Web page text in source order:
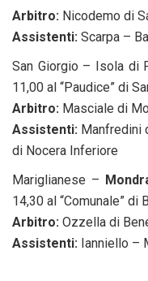
Arbitro: Nicodemo di
Assistenti: Scarpa –
San Giorgio – Isola di
11,00 al “Paudice” di
Arbitro: Masciale di
Assistenti: Manfredini
di Nocera Inferiore
Mariglianese –
14,30 al “Comunale” di
Arbitro: Ozzella di
Assistenti: Ianniello –